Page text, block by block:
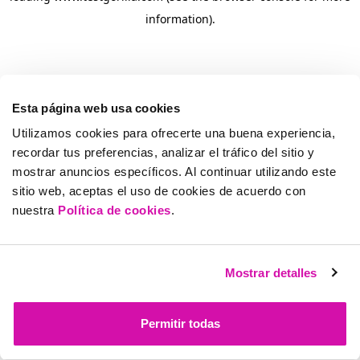
Esta página web usa cookies
Utilizamos cookies para ofrecerte una buena experiencia,
recordar tus preferencias, analizar el tráfico del sitio y
mostrar anuncios específicos. Al continuar utilizando este
sitio web, aceptas el uso de cookies de acuerdo con
nuestra Política de cookies.
Mostrar detalles
Permitir todas
information).